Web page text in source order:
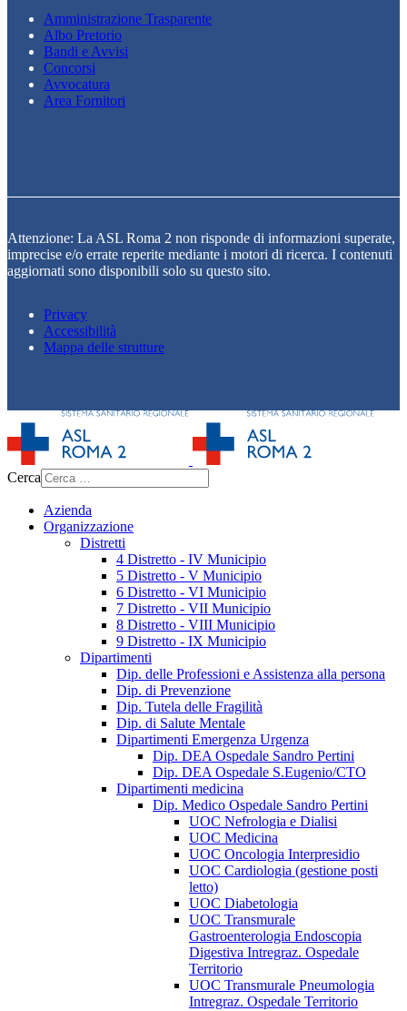
Amministrazione Trasparente
Albo Pretorio
Bandi e Avvisi
Concorsi
Avvocatura
Area Fornitori
Attenzione: La ASL Roma 2 non risponde di informazioni superate,
imprecise e/o errate reperite mediante i motori di ricerca. I contenuti
aggiornati sono disponibili solo su questo sito.
Privacy
Accessibilità
Mappa delle strutture
Cerca
Azienda
Organizzazione
Distretti
4 Distretto - IV Municipio
5 Distretto - V Municipio
6 Distretto - VI Municipio
7 Distretto - VII Municipio
8 Distretto - VIII Municipio
9 Distretto - IX Municipio
Dipartimenti
Dip. delle Professioni e Assistenza alla persona
Dip. di Prevenzione
Dip. Tutela delle Fragilità
Dip. di Salute Mentale
Dipartimenti Emergenza Urgenza
Dip. DEA Ospedale Sandro Pertini
Dip. DEA Ospedale S.Eugenio/CTO
Dipartimenti medicina
Dip. Medico Ospedale Sandro Pertini
UOC Nefrologia e Dialisi
UOC Medicina
UOC Oncologia Interpresidio
UOC Cardiologia (gestione posti
letto)
UOC Diabetologia
UOC Transmurale
Gastroenterologia Endoscopia
Digestiva Intregraz. Ospedale
Territorio
UOC Transmurale Pneumologia
Intregraz. Ospedale Territorio